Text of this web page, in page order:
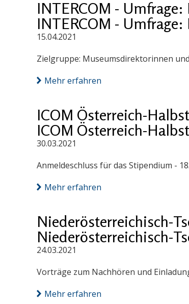
INTERCOM - Umfrage:
INTERCOM - Umfrage:
15.04.2021
Zielgruppe: Museumsdirektorinnen
Mehr erfahren
ICOM Österreich-
ICOM Österreich-
30.03.2021
Anmeldeschluss für das Stipendium -
Mehr erfahren
Niederösterreichisch-
Niederösterreichisch-
24.03.2021
Vorträge zum Nachhören und
Mehr erfahren